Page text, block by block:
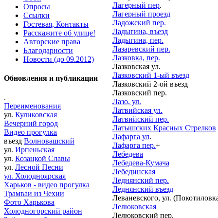
Опросы
Ссылки
Гостевая, Контакты
Расскажите об улице!
Авторские права
Благодарности
Новости (до 09.2012)
Обновления и публикации
.
Переименования
ул. Куликовская
Вечерний город
Видео прогулка
въезд Волновашский
ул. Ирпеньская
ул. Козацкой Славы
ул. Лесной Песни
ул. Холодноярская
Харьков - видео прогулка
Трамваи из Чехии
Фото Харькова
Холодногорский район
Лагерный пер.
Лагерный проезд
Ладожский пер.
Ладыгина, въезд
Ладыгина, пер.
Лазаревский пер.
Лазковка, пер.
Лазковская ул.
Лазковский 1-ый въезд
Лазковский 2-ой въезд
Лазковский пер.
Лазо, ул.
Латвийская ул.
Латвийский пер.
Латышских Красных Стрелков
Лафарга ул.
Лафарга пер.+
Лебедева
Лебедева-Кумача
Лебединская
Леднянский пер.
Леднянский въезд
Леваневского, ул.
Лелюковская
Лелюковский пер.